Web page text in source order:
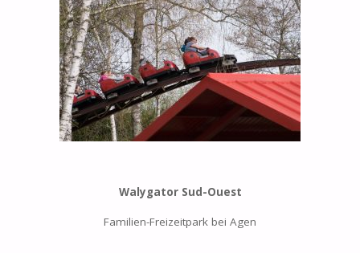
Walygator Sud-Ouest
Familien-Freizeitpark bei Agen